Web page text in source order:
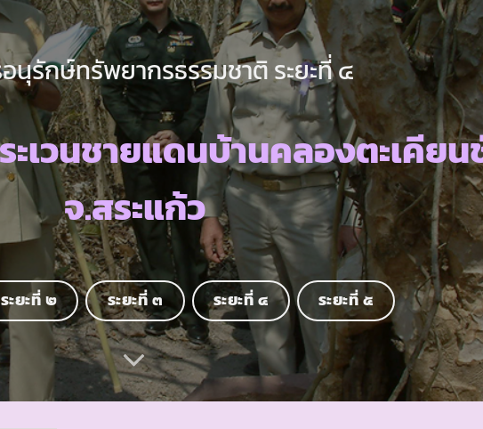
นุรักษ์ทรัพยากรธรรมชาติ ระยะที่ ๔
ะเวนชายแดนบ้านคลองตะเคีย
จ.สระแก้ว
ระยะที่ ๒ ระยะที่ ๓ ระยะที่ ๔ ระยะที่ ๕